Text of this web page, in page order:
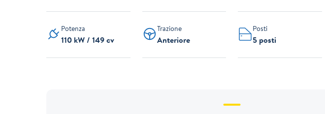
Potenza
110 kW / 149 cv
Trazione
Anteriore
Posti
5 posti